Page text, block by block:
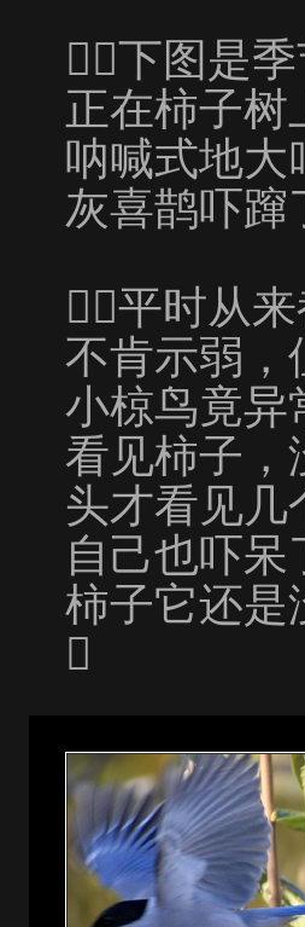
下图是
正在柿子树
呐喊式地大
灰喜鹊吓蹿
平时从
不肯示弱，
小椋鸟竟异
看见柿子，
头才看见几
自己也吓
柿子它还是
